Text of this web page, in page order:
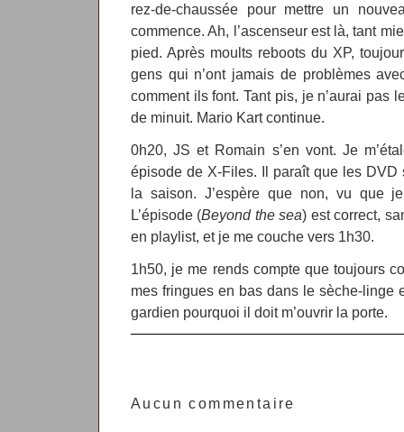
rez-de-chaussée pour mettre un
commence. Ah, l’ascenseur est là, tant
pied. Après moults reboots du XP,
gens qui n’ont jamais de problèmes
comment ils font. Tant pis, je n’aurai pas
de minuit. Mario Kart continue.
0h20, JS et Romain s’en vont. Je
épisode de X-Files. Il paraît que les
la saison. J’espère que non, vu que
L’épisode (Beyond the sea) est correct,
en playlist, et je me couche vers 1h30.
1h50, je me rends compte que toujours
mes fringues en bas dans le sèche-linge
gardien pourquoi il doit m’ouvrir la porte.
Aucun commentaire